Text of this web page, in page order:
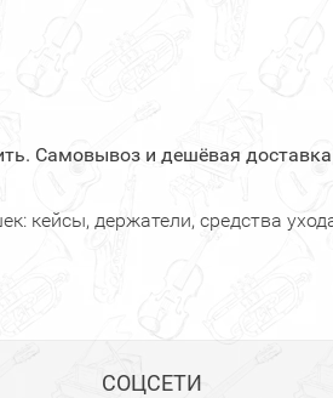
Самовывоз и дешёвая
кейсы, держатели, средства
СОЦСЕТИ